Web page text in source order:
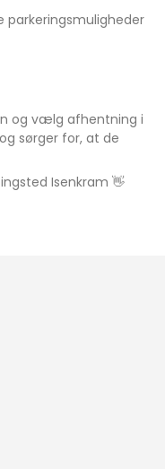
parkeringsmuligheder
og vælg afhentning i
sørger for, at de
Isenkram 👋